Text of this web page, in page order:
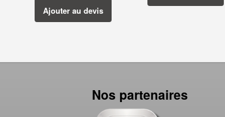
Ajouter au devis
Nos partenaires